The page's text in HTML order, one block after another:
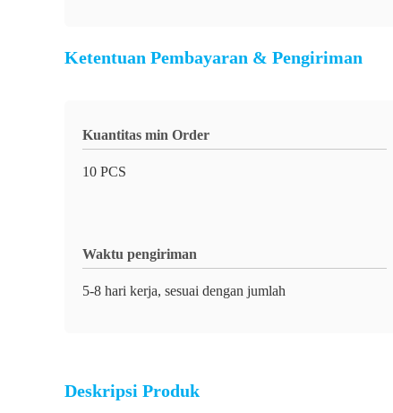
Ketentuan Pembayaran & Pengiriman
Kuantitas min Order
10 PCS
Waktu pengiriman
5-8 hari kerja, sesuai dengan jumlah
Deskripsi Produk